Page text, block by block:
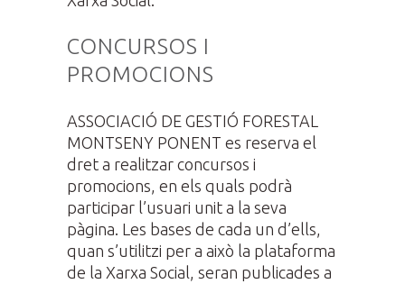
CONCURSOS I
PROMOCIONS
ASSOCIACIÓ DE GESTIÓ FORESTAL
MONTSENY PONENT es reserva el
dret a realitzar concursos i
promocions, en els quals podrà
participar l’usuari unit a la seva
pàgina. Les bases de cada un d’ells,
quan s’utilitzi per a això la plataforma
de la Xarxa Social, seran publicades a